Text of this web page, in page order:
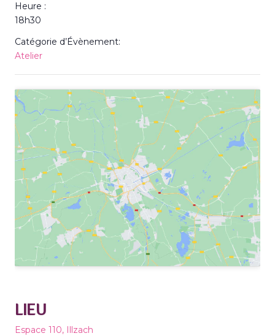
Heure :
18h30
Catégorie d’Évènement:
Atelier
LIEU
Espace 110, Illzach